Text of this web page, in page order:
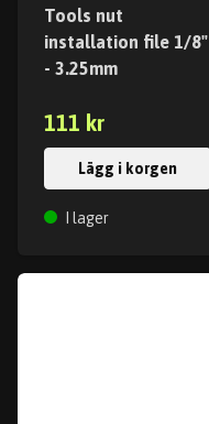
Tools nut
installation file 1/8"
- 3.25mm
111 kr
Lägg i korgen
I lager